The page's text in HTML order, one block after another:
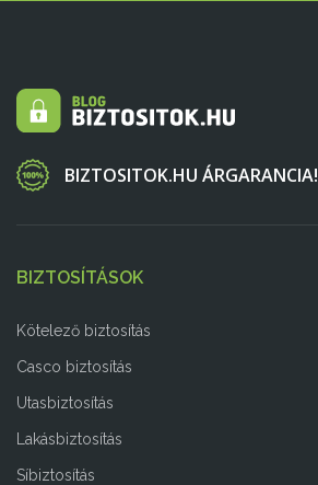
BIZTOSITOK.HU ÁRGARANCIA!
BIZTOSÍTÁSOK
Kötelező biztosítás
Casco biztosítás
Utasbiztosítás
Lakásbiztosítás
Síbiztosítás